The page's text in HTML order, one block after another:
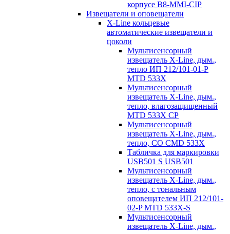
корпусе B8-MMI-CIP
Извещатели и оповещатели
X-Line кольцевые
автоматические извещатели и
цоколи
Мультисенсорный
извещатель X-Line, дым.,
тепло ИП 212/101-01-P
MTD 533X
Мультисенсорный
извещатель X-Line, дым.,
тепло, влагозащищенный
MTD 533X CP
Мультисенсорный
извещатель X-Line, дым.,
тепло, СО CMD 533X
Табличка для маркировки
USB501 S USB501
Мультисенсорный
извещатель X-Line, дым.,
тепло, с тональным
оповещателем ИП 212/101-
02-P MTD 533X-S
Мультисенсорный
извещатель X-Line, дым.,